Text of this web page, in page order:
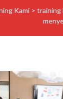
Kami > training